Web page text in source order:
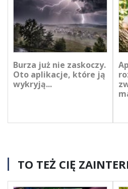
Burza już nie zaskoczy.
Oto aplikacje, które ją
wykryją...
TO TEŻ CIĘ